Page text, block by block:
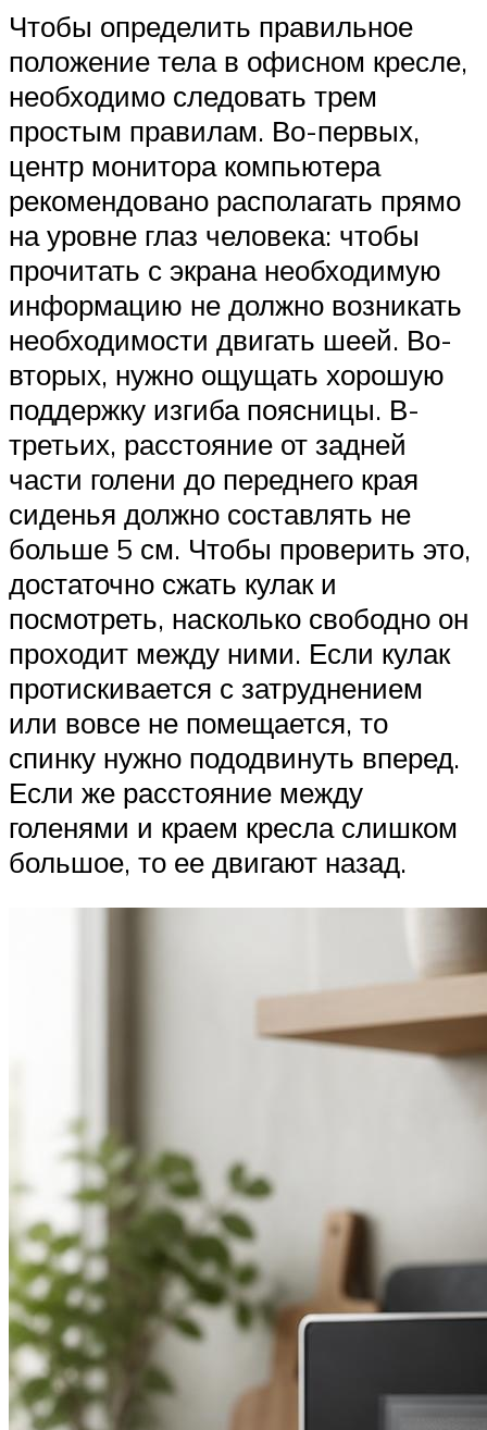
Чтобы определить правильное
положение тела в офисном кресле,
необходимо следовать трем
простым правилам. Во-первых,
центр монитора компьютера
рекомендовано располагать прямо
на уровне глаз человека: чтобы
прочитать с экрана необходимую
информацию не должно возникать
необходимости двигать шеей. Во-
вторых, нужно ощущать хорошую
поддержку изгиба поясницы. В-
третьих, расстояние от задней
части голени до переднего края
сиденья должно составлять не
больше 5 см. Чтобы проверить это,
достаточно сжать кулак и
посмотреть, насколько свободно он
проходит между ними. Если кулак
протискивается с затруднением
или вовсе не помещается, то
спинку нужно пододвинуть вперед.
Если же расстояние между
голенями и краем кресла слишком
большое, то ее двигают назад.